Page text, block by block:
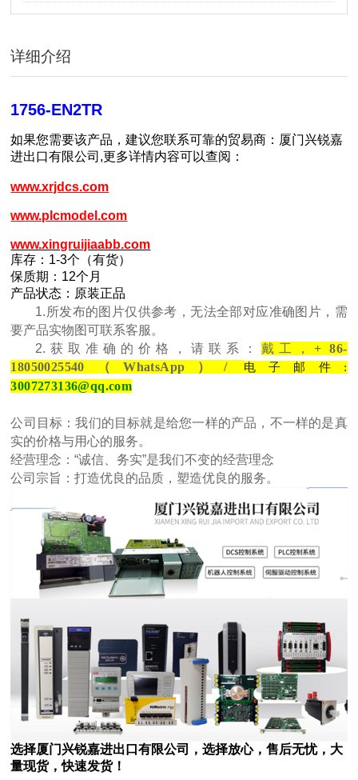
详细介绍
1756-EN2TR
如果您需要该产品，建议您联系可靠的贸易商：厦门兴锐嘉
进出口有限公司,更多详情内容可以查阅：
www.xrjdcs.com
www.plcmodel.com
www.xingruijiaabb.com
库存：1-3个（有货）
保质期：12个月
产品状态：原装正品
1.所发布的图片仅供参考，无法全部对应准确图片，需
要产品实物图可联系客服。
2.获取准确的价格，请联系： 戴工， + 86-
18050025540（WhatsApp）/
电子邮件:
3007273136@qq.com
公司目标：我们的目标就是给您一样的产品，不一样的是真
实的价格与用心的服务。
经营理念：“诚信、务实”是我们不变的经营理念
公司宗旨：打造优良的品质，塑造优良的服务。
选择厦门兴锐嘉进出口有限公司，选择放心，售后无忧，大
量现货，快速发货！